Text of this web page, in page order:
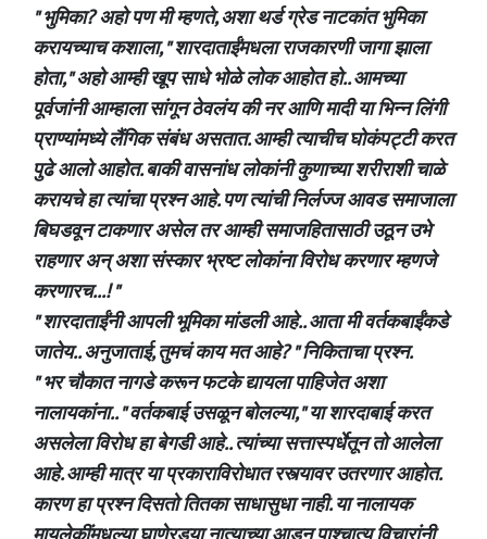
" भुमिका? अहो पण मी म्हणते, अशा थर्ड ग्रेड नाटकांत भुमिका
करायच्याच कशाला, " शारदाताईंमधला राजकारणी जागा झाला
होता," अहो आम्ही खूप साधे भोळे लोक आहोत हो.. आमच्या
पूर्वजांनी आम्हाला सांगून ठेवलंय की नर आणि मादी या भिन्न लिंगी
प्राण्यांमध्ये लैंगिक संबंध असतात. आम्ही त्याचीच घोकंपट्टी करत
पुढे आलो आहोत. बाकी वासनांध लोकांनी कुणाच्या शरीराशी चाळे
करायचे हा त्यांचा प्रश्न आहे. पण त्यांची निर्लज्ज आवड समाजाला
बिघडवून टाकणार असेल तर आम्ही समाजहितासाठी उठून उभे
राहणार अन् अशा संस्कार भ्रष्ट लोकांना विरोध करणार म्हणजे
करणारच...! "
" शारदाताईंनी आपली भूमिका मांडली आहे.. आता मी वर्तकबाईंकडे
जातेय.. अनुजाताई, तुमचं काय मत आहे? " निकिताचा प्रश्न.
" भर चौकात नागडे करून फटके द्यायला पाहिजेत अशा
नालायकांना.. " वर्तकबाई उसळून बोलल्या," या शारदाबाई करत
असलेला विरोध हा बेगडी आहे.. त्यांच्या सत्तास्पर्धेतून तो आलेला
आहे. आम्ही मात्र या प्रकाराविरोधात रस्त्यावर उतरणार आहोत.
कारण हा प्रश्न दिसतो तितका साधासुधा नाही. या नालायक